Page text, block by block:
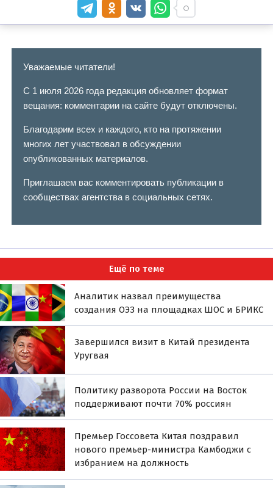
Уважаемые читатели!
С 1 июля 2026 года редакция обновляет формат
вещания: комментарии на сайте будут отключены.
Благодарим всех и каждого, кто на протяжении
многих лет участвовал в обсуждении
опубликованных материалов.
Приглашаем вас комментировать публикации в
сообществах агентства в социальных сетях.
Ещё по теме
Аналитик назвал преимущества
создания ОЭЗ на площадках ШОС и БРИКС
Завершился визит в Китай президента
Уругвая
Политику разворота России на Восток
поддерживают почти 70% россиян
Премьер Госсовета Китая поздравил
нового премьер-министра Камбоджи с
избранием на должность